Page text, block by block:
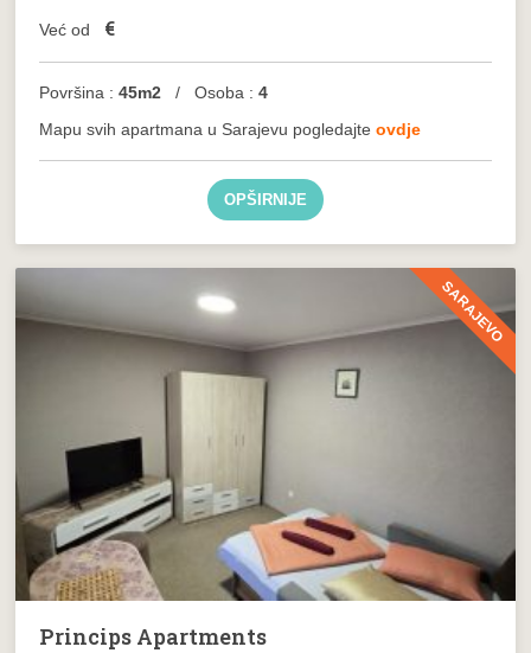
Već od €
Površina :45m2 / Osoba :4
Mapu svih apartmana u Sarajevu pogledajteovdje
OPŠIRNIJE
SARAJEVO
Princips Apartments